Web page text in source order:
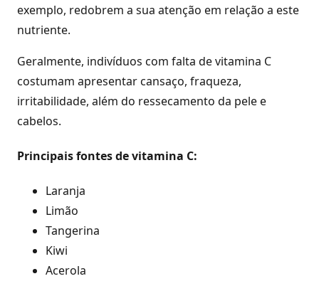
exemplo, redobrem a sua atenção em relação a este
nutriente.
Geralmente, indivíduos com falta de vitamina C
costumam apresentar cansaço, fraqueza,
irritabilidade, além do ressecamento da pele e
cabelos.
Principais fontes de vitamina C:
Laranja
Limão
Tangerina
Kiwi
Acerola